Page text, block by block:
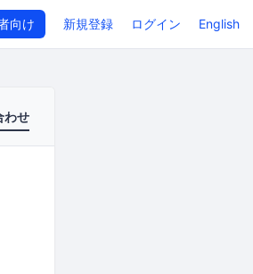
向け 新規登録 ログイン English
わせ